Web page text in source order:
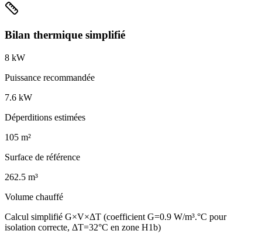
Bilan thermique simplifié
8 kW
Puissance recommandée
7.6 kW
Déperditions estimées
105 m²
Surface de référence
262.5 m³
Volume chauffé
Calcul simplifié G×V×ΔT (coefficient G=0.9 W/m³.°C pour
isolation correcte, ΔT=32°C en zone H1b)